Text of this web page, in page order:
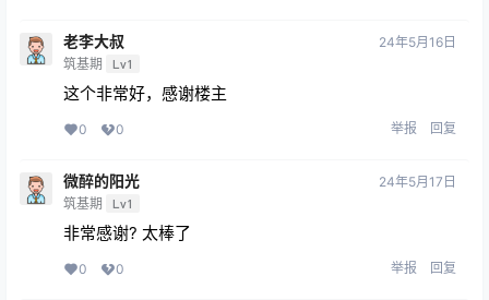
老李大叔
筑基期 Lv1
24年5月16日
这个非常好，感谢楼主
0 0 举报 回复
微醉的阳光
筑基期 Lv1
24年5月17日
非常感谢? 太棒了
0 0 举报 回复